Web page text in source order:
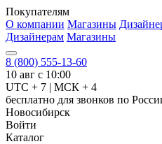
Покупателям
О компании Магазины
Дизайнерам Магазины
8 (800) 555-13-60
10 авг с 10:00
UTC + 7 | МСК + 4
бесплатно для звонков по
Новосибирск
Войти
Каталог